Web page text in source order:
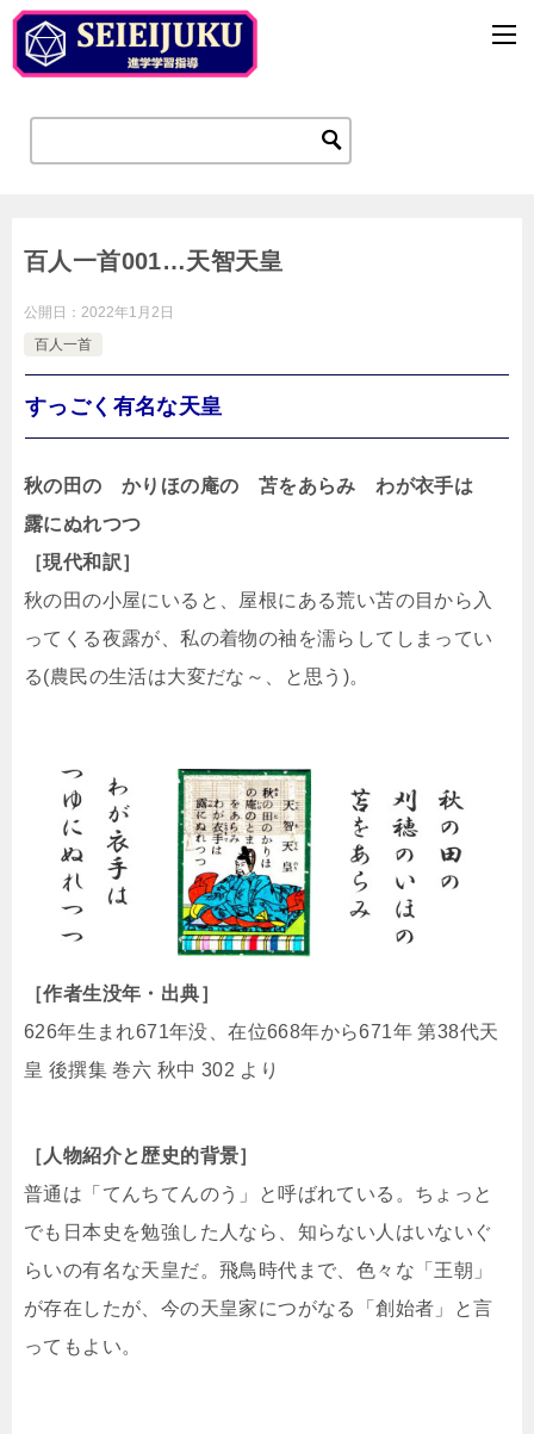
百人一首001…天智天皇
公開日： 2022年1月2日
百人一首
すっごく有名な天皇
秋の田の かりほの庵の 苫をあらみ わが衣手は
露にぬれつつ
［現代和訳］
秋の田の小屋にいると、屋根にある荒い苫の目から入
ってくる夜露が、私の着物の袖を濡らしてしまってい
る(農民の生活は大変だな～、と思う)。
［作者生没年・出典］
626年生まれ671年没、在位668年から671年 第38代天
皇 後撰集 巻六 秋中 302 より
［人物紹介と歴史的背景］
普通は「てんちてんのう」と呼ばれている。ちょっと
でも日本史を勉強した人なら、知らない人はいないぐ
らいの有名な天皇だ。飛鳥時代まで、色々な「王朝」
が存在したが、今の天皇家につがなる「創始者」と言
ってもよい。